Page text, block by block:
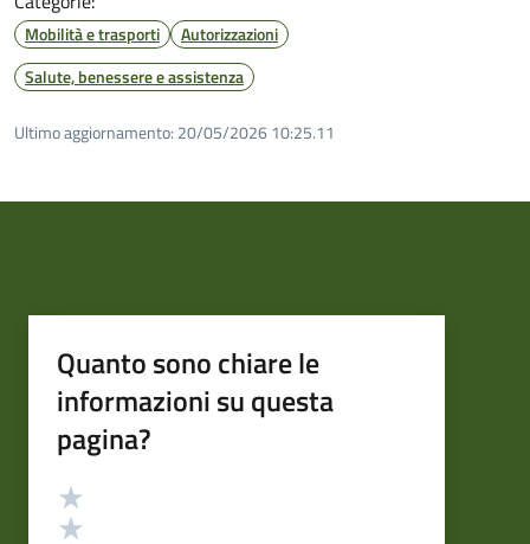
Mobilità e trasporti
Autorizzazioni
Salute, benessere e assistenza
Ultimo aggiornamento: 20/05/2026 10:25.11
Quanto sono chiare le
informazioni su questa
pagina?
Valutazione